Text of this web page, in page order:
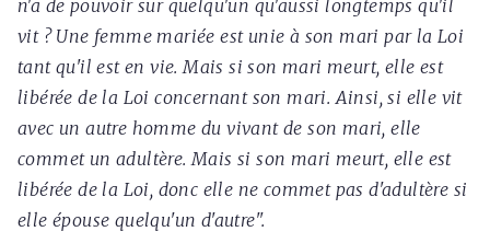
n'a de pouvoir sur quelqu'un qu'aussi longtemps qu'il
vit ? Une femme mariée est unie à son mari par la Loi
tant qu'il est en vie. Mais si son mari meurt, elle est
libérée de la Loi concernant son mari. Ainsi, si elle vit
avec un autre homme du vivant de son mari, elle
commet un adultère. Mais si son mari meurt, elle est
libérée de la Loi, donc elle ne commet pas d'adultère si
elle épouse quelqu'un d'autre".